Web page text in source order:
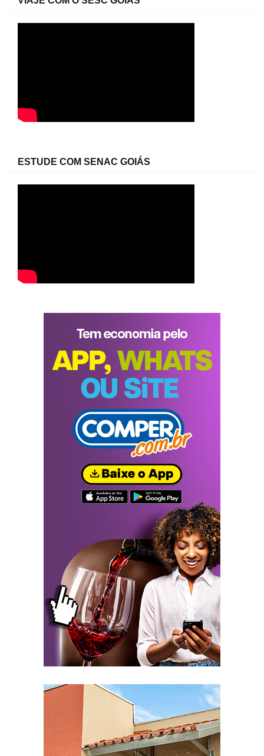
ESTUDE COM SENAC GOIÁS